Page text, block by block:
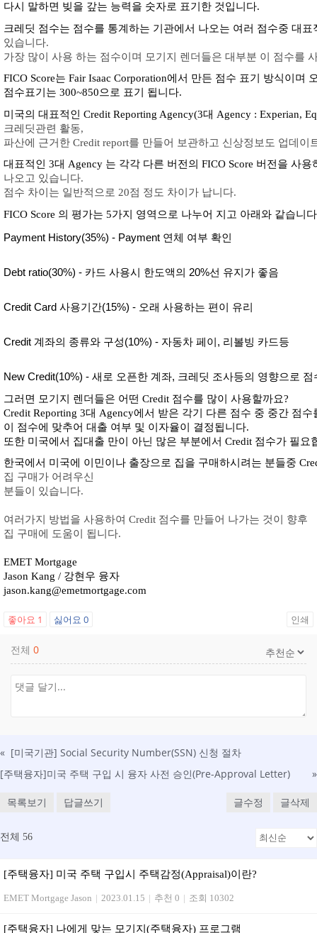
다시 말하면 빚을 갚는 능력을 숫자로 표기한 것입니다.
크레딧 점수는 점수를 통계하는 기관에서 나오는 여러 점수중 대
있습니다.
가장 많이 사용 하는 점수이며 모기지 렌더들은 대부분 이 점수를
FICO Score는 Fair Isaac Corporation에서 만든 점수 표기 방식이며
점수표기는 300~850으로 표기 됩니다.
미국의 대표적인 Credit Reporting Agency(3대 Agency : Experian,
크레딧관련 활동,
파산에 근거한 Credit report를 만들어 보관하고 신상정보도 업데
대표적인 3대 Agency 는 각각 다른 버전의 FICO Score 버전을 사
나오고 있습니다.
점수 차이는 일반적으로 20점 정도 차이가 납니다.
FICO Score 의 평가는 5가지 영역으로 나누어 지고 아래와 같습니
Payment History(35%) - Payment 연체 여부 확인
Debt ratio(30%) - 카드 사용시 한도액의 20%선 유지가 좋음
Credit Card 사용기간(15%) - 오래 사용하는 편이 유리
Credit 계좌의 종류와 구성(10%) - 자동차 페이, 리볼빙 카드등
New Credit(10%) - 새로 오픈한 계좌, 크레딧 조사등의 영향으로 점
그러면 모기지 렌더들은 어떤 Credit 점수를 많이 사용할까요?
Credit Reporting 3대 Agency에서 받은 각기 다른 점수 중 중간 점
이 점수에 맞추어 대출 여부 및 이자율이 결정됩니다.
또한 미국에서 집대출 만이 아닌 많은 부분에서 Credit 점수가 필요
한국에서 미국에 이민이나 출장으로 집을 구매하시려는 분들중
집 구매가 어려우신
분들이 있습니다.
여러가지 방법을 사용하여 Credit 점수를 만들어 나가는 것이 향후
집 구매에 도움이 됩니다.
EMET Mortgage
Jason Kang / 강현우 융자
jason.kang@emetmortgage.com
좋아요 1 싫어요 0 인쇄
전체 0
« [미국기관] Social Security Number(SSN) 신청 절차
[주택융자]미국 주택 구입 시 융자 사전 승인(Pre-Approval Letter)
»
목록보기 답글쓰기 글수정 글삭제
전체 56
[주택융자] 미국 주택 구입시 주택감정(Appraisal)이란?
EMET Mortgage Jason | 2023.01.15 | 추천 0 | 조회 10302
[주택융자] 나에게 맞는 모기지(주택융자) 프로그램